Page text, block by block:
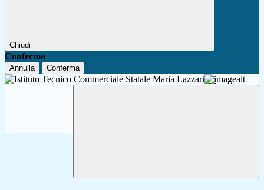
Chiudi
Conferma
Annulla Conferma